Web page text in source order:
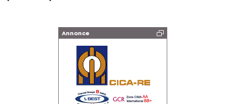
Annonce